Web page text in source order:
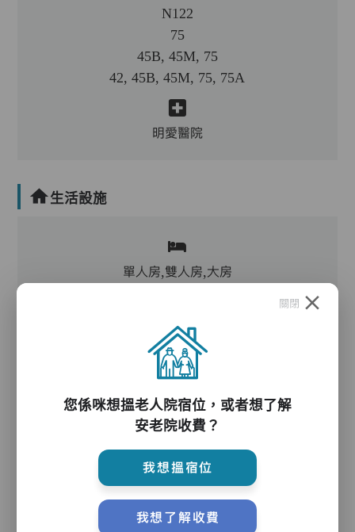
N122
75
45B, 45M, 75
42, 45B, 45M, 75, 75A
明愛醫院
生活設施
單人房,雙人房,大房
客廳,飯廳,活動區,廚房,洗衣房,物理治療設施,冷
氣,暖氣
電動床,氣墊床,升降機,防滑扶手,助行器/拐杖,輪
椅
護理服務
關閉
您係咪想搵老人院宿位，或者想了解
安老院收費？
我想搵宿位
我想了解收費